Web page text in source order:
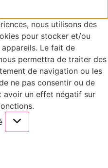
nous utilisons des
pour stocker et/ou
Le fait de
permettra de traiter des
de navigation ou les
ne pas consentir ou de
avoir un effet négatif sur